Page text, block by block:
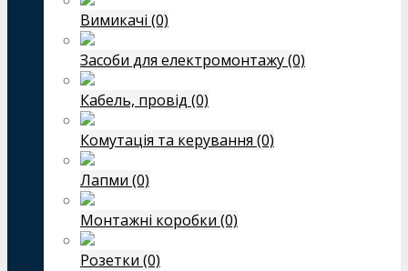
Вимикачі (0)
Засоби для електромонтажу (0)
Кабель, провід (0)
Комутація та керування (0)
Лапми (0)
Монтажні коробки (0)
Розетки (0)